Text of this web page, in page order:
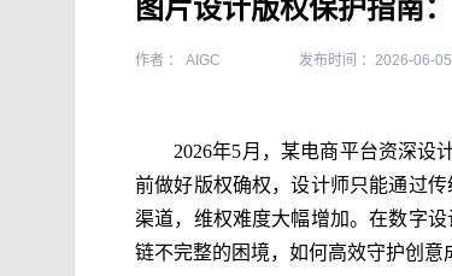
图片设计版权保护指南
作者 ： AIGC 发布时间 ：2026-06-
2026年5月，某电商平台资深设
前做好版权确权，设计师只能通过
渠道，维权难度大幅增加。在数字
链不完整的困境，如何高效守护创意